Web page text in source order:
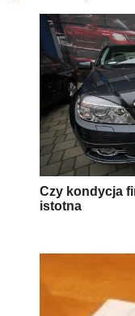
Czy kondycja
istotna